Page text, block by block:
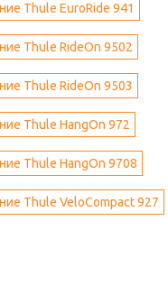
Thule EuroRide 941
Thule RideOn 9502
Thule RideOn 9503
Thule HangOn 972
Thule HangOn 9708
Thule VeloCompact 927